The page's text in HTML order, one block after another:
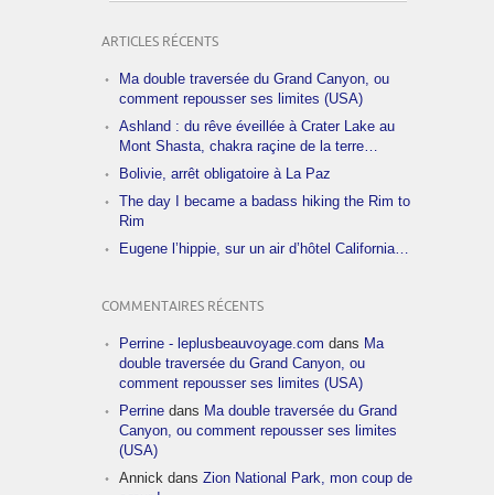
ARTICLES RÉCENTS
Ma double traversée du Grand Canyon, ou
comment repousser ses limites (USA)
Ashland : du rêve éveillée à Crater Lake au
Mont Shasta, chakra raçine de la terre…
Bolivie, arrêt obligatoire à La Paz
The day I became a badass hiking the Rim to
Rim
Eugene l’hippie, sur un air d’hôtel California…
COMMENTAIRES RÉCENTS
Perrine - leplusbeauvoyage.com dans Ma
double traversée du Grand Canyon, ou
comment repousser ses limites (USA)
Perrine dans Ma double traversée du Grand
Canyon, ou comment repousser ses limites
(USA)
Annick dans Zion National Park, mon coup de